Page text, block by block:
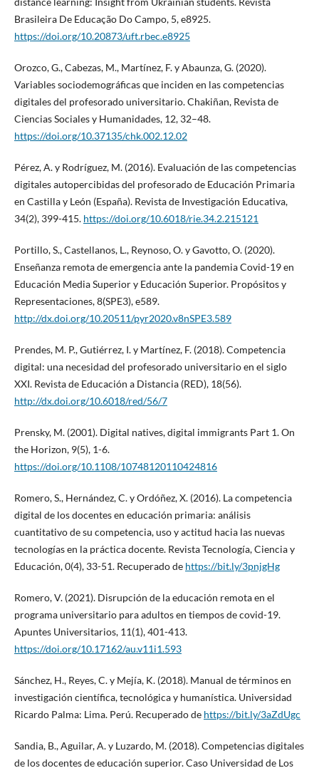
Brasileira De Educação Do Campo, 5, e8925.
https://doi.org/10.20873/uft.rbec.e8925
Orozco, G., Cabezas, M., Martínez, F. y Abaunza, G. (2020).
Variables sociodemográficas que inciden en las competencias
digitales del profesorado universitario. Chakiñan, Revista de
Ciencias Sociales y Humanidades, 12, 32–48.
https://doi.org/10.37135/chk.002.12.02
Pérez, A. y Rodríguez, M. (2016). Evaluación de las competencias
digitales autopercibidas del profesorado de Educación Primaria
en Castilla y León (España). Revista de Investigación Educativa,
34(2), 399-415. https://doi.org/10.6018/rie.34.2.215121
Portillo, S., Castellanos, L., Reynoso, O. y Gavotto, O. (2020).
Enseñanza remota de emergencia ante la pandemia Covid-19 en
Educación Media Superior y Educación Superior. Propósitos y
Representaciones, 8(SPE3), e589.
http://dx.doi.org/10.20511/pyr2020.v8nSPE3.589
Prendes, M. P., Gutiérrez, I. y Martínez, F. (2018). Competencia
digital: una necesidad del profesorado universitario en el siglo
XXI. Revista de Educación a Distancia (RED), 18(56).
http://dx.doi.org/10.6018/red/56/7
Prensky, M. (2001). Digital natives, digital immigrants Part 1. On
the Horizon, 9(5), 1-6.
https://doi.org/10.1108/10748120110424816
Romero, S., Hernández, C. y Ordóñez, X. (2016). La competencia
digital de los docentes en educación primaria: análisis
cuantitativo de su competencia, uso y actitud hacia las nuevas
tecnologías en la práctica docente. Revista Tecnología, Ciencia y
Educación, 0(4), 33-51. Recuperado de https://bit.ly/3pnjgHg
Romero, V. (2021). Disrupción de la educación remota en el
programa universitario para adultos en tiempos de covid-19.
Apuntes Universitarios, 11(1), 401-413.
https://doi.org/10.17162/au.v11i1.593
Sánchez, H., Reyes, C. y Mejía, K. (2018). Manual de términos en
investigación científica, tecnológica y humanística. Universidad
Ricardo Palma: Lima. Perú. Recuperado de https://bit.ly/3aZdUgc
Sandia, B., Aguilar, A. y Luzardo, M. (2018). Competencias digitales
de los docentes de educación superior. Caso Universidad de Los